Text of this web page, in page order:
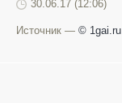
30.06.17 (12:06)
Источник — © 1gai.ru